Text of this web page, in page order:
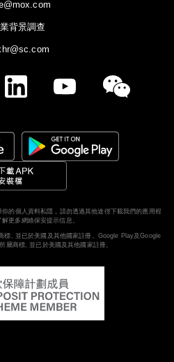
背景調查
的個人資料私隱，請勿透過其他途徑下載我們的應用程
更多網絡保安提示信息。
, 並已於美國及其他國家註冊。Google Play及Google
屬商標, 並已於美國及其他國家註冊。